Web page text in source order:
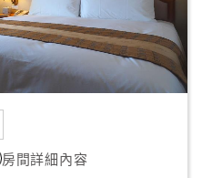
房間詳細內容